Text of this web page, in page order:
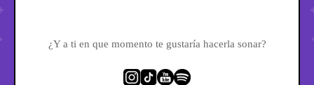
¿Y a ti en que momento te gustaría hacerla sonar?